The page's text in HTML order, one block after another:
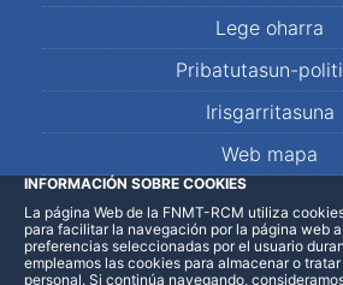
Lege oharra
Pribatutasun-
Irisgarritasuna
Web mapa
LinkedInFacebookWhatsApp
INFORMACIÓN SOBRE COOKIES
La página Web de la FNMT-RCM utiliza
para facilitar la navegación por la página web
preferencias seleccionadas por el usuario
empleamos las cookies para almacenar o
personal. Si continúa navegando,